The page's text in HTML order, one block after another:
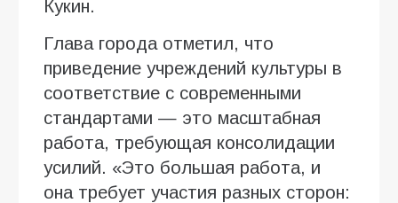
Кукин.
Глава города отметил, что
приведение учреждений культуры в
соответствие с современными
стандартами — это масштабная
работа, требующая консолидации
усилий. «Это большая работа, и
она требует участия разных сторон: